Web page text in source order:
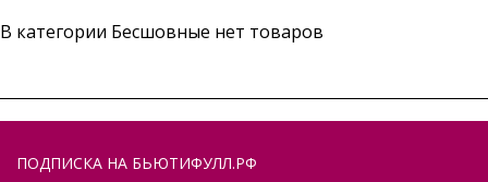
В категории Бесшовные нет товаров
ПОДПИСКА НА БЬЮТИФУЛЛ.РФ